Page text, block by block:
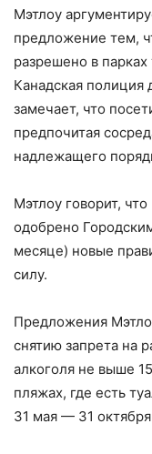
Мэтлоу
предложение тем,
разрешено в
Канадская полиция
замечает, что
предпочитая
надлежащего
Мэтлоу говорит,
одобрено
месяце) новые
силу.
Предложения
снятию запрета на
алкоголя не выше
пляжах, где есть
31 мая — 31